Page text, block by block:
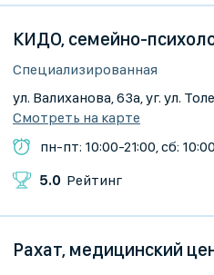
КИДО, семейно-
Специализированная
ул. Валиханова, 63а, уг. ул.
Смотреть на карте
пн-пт: 10:00-21:00, сб:
5.0 Рейтинг
Рахат, медицинский